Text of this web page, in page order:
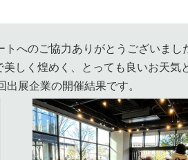
トへのご協力ありがとうございま
しく煌めく、とっても良いお天気
展企業の開催結果です。